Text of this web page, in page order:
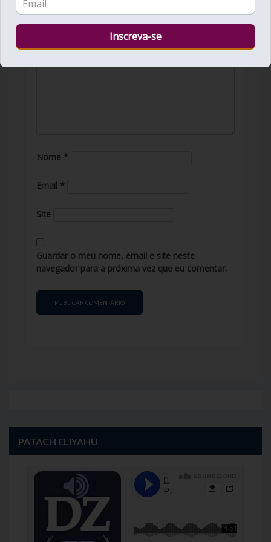
Campos obrigatórios marcados com*
COMENTÁRIO
Nome *
Email *
Site
Guardar o meu nome, email e site neste
navegador para a próxima vez que eu comentar.
PATACH ELIYAHU